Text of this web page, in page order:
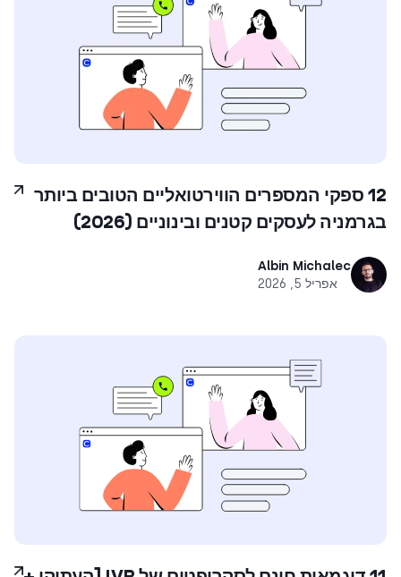
‎12‏ ספקי המספרים הווירטואליים הטובים ביותר
בגרמניה לעסקים קטנים ובינוניים (‎2026‏)
Albin Michalec
אפריל 5, 2026